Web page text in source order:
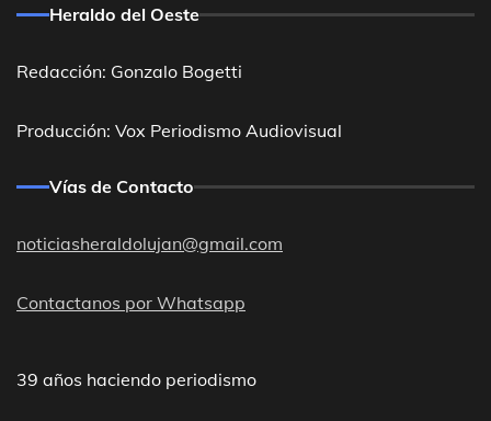
Heraldo del Oeste
Redacción: Gonzalo Bogetti
Producción: Vox Periodismo Audiovisual
Vías de Contacto
noticiasheraldolujan@gmail.com
Contactanos por Whatsapp
39 años haciendo periodismo